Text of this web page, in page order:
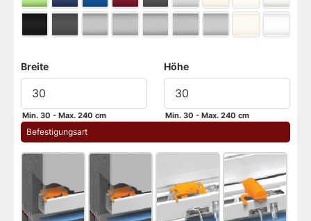
Breite
Min. 30 - Max. 240 cm
Höhe
Min. 30 - Max. 240 cm
Befestigungsart